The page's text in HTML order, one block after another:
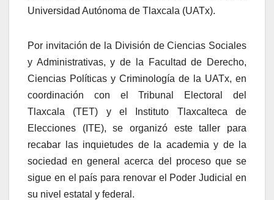
Universidad Autónoma de Tlaxcala (UATx).
Por invitación de la División de Ciencias Sociales
y Administrativas, y de la Facultad de Derecho,
Ciencias Políticas y Criminología de la UATx, en
coordinación con el Tribunal Electoral del
Tlaxcala (TET) y el Instituto Tlaxcalteca de
Elecciones (ITE), se organizó este taller para
recabar las inquietudes de la academia y de la
sociedad en general acerca del proceso que se
sigue en el país para renovar el Poder Judicial en
su nivel estatal y federal.